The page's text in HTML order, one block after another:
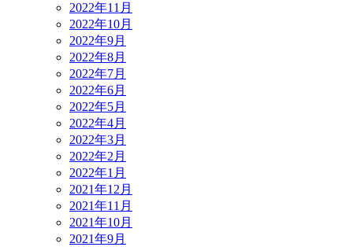
2022年11月
2022年10月
2022年9月
2022年8月
2022年7月
2022年6月
2022年5月
2022年4月
2022年3月
2022年2月
2022年1月
2021年12月
2021年11月
2021年10月
2021年9月